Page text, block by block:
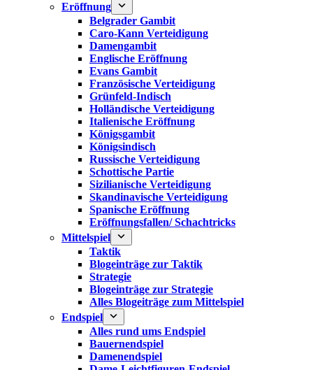
Eröffnung
Belgrader Gambit
Caro-Kann Verteidigung
Damengambit
Englische Eröffnung
Evans Gambit
Französische Verteidigung
Grünfeld-Indisch
Holländische Verteidigung
Italienische Eröffnung
Königsgambit
Königsindisch
Russische Verteidigung
Schottische Partie
Sizilianische Verteidigung
Skandinavische Verteidigung
Spanische Eröffnung
Eröffnungsfallen/ Schachtricks
Mittelspiel
Taktik
Blogeinträge zur Taktik
Strategie
Blogeinträge zur Strategie
Alles Blogeiträge zum Mittelspiel
Endspiel
Alles rund ums Endspiel
Bauernendspiel
Damenendspiel